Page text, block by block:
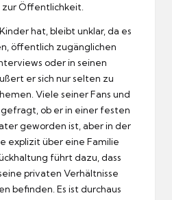
Öffentlichkeit.
hat, bleibt unklar, da es
öffentlich zugänglichen
oder in seinen
er sich nur selten zu
Viele seiner Fans und
gefragt, ob er in einer festen
geworden ist, aber in der
explizit über eine Familie
führt dazu, dass
privaten Verhältnisse
befinden. Es ist durchaus